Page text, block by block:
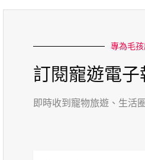
專為毛
訂閱寵遊電子
即時收到寵物旅遊、生活